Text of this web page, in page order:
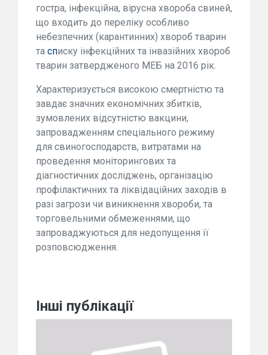
гостра, інфекційна, вірусна хвороба свиней,
що входить до переліку особливо
небезпечних (карантинних) хвороб тварин
та списку інфекційних та інвазійних хвороб
тварин затвердженого МЕБ на 2016 рік.
Характеризується високою смертністю та
завдає значних економічних збитків,
зумовлених відсутністю вакцини,
запровадженням спеціального режиму
для свиногосподарств, витратами на
проведення моніторингових та
діагностичних досліджень, організацію
профілактичних та ліквідаційних заходів в
разі загрози чи виникнення хвороби, та
торговельними обмеженнями, що
запроваджуються для недопущення її
розповсюдження.
Інші публікації